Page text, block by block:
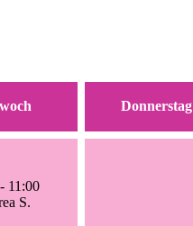
Donnerstag
11:00
S.